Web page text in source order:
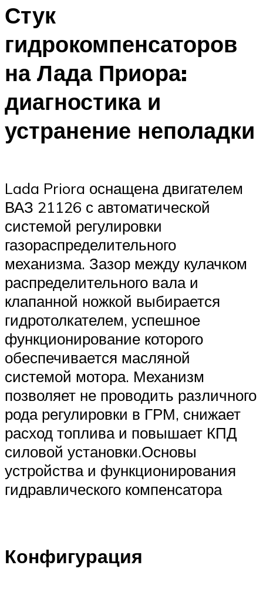
Стук
гидрокомпенсаторов
на Лада Приора:
диагностика и
устранение неполадки
Lada Priora оснащена двигателем
ВАЗ 21126 с автоматической
системой регулировки
газораспределительного
механизма. Зазор между кулачком
распределительного вала и
клапанной ножкой выбирается
гидротолкателем, успешное
функционирование которого
обеспечивается масляной
системой мотора. Механизм
позволяет не проводить различного
рода регулировки в ГРМ, снижает
расход топлива и повышает КПД
силовой установки.Основы
устройства и функционирования
гидравлического компенсатора
Конфигурация